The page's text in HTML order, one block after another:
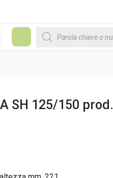
Products search
SH 125/150 prod.